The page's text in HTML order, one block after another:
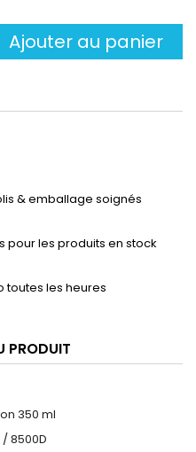
Ajouter au panier
& emballage soignés
pour les produits en stock
toutes les heures
PRODUIT
350 ml
8500D